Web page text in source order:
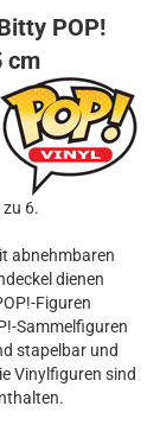
POP!
cm
6.
abnehmbaren
dienen
Figuren
Sammelfiguren
stapelbar und
Vinylfiguren sind